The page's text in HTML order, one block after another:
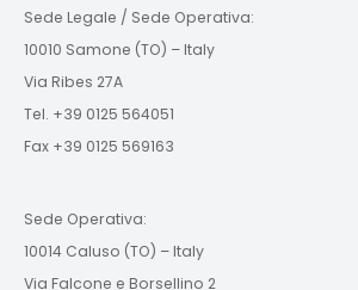
Sede Legale / Sede Operativa:
10010 Samone (TO) – Italy
Via Ribes 27A
Tel. +39 0125 564051
Fax +39 0125 569163
Sede Operativa:
10014 Caluso (TO) – Italy
Via Falcone e Borsellino 2